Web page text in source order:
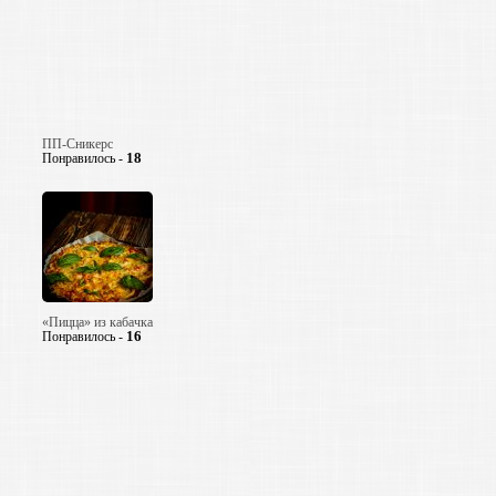
ПП-Сникерс
Понравилось - 18
«Пицца» из кабачка
Понравилось - 16